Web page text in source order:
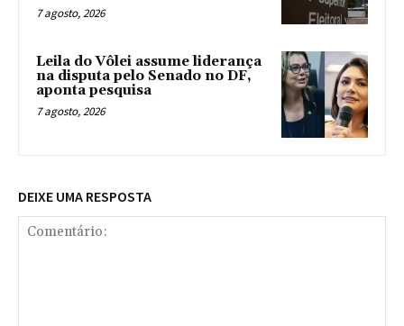
7 agosto, 2026
Leila do Vôlei assume liderança
na disputa pelo Senado no DF,
aponta pesquisa
7 agosto, 2026
DEIXE UMA RESPOSTA